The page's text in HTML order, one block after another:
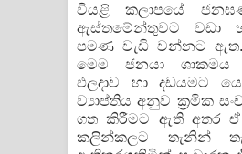
වියළි කලාපයේ
ඇස්තමේන්තුවට වඩා
පමණ වැඩි වන්නට
මෙම ජනයා ශාකමය
ඵලදාව හා දඩයමට
ව්‍යාප්තිය අනුව ක‍්‍රමික
ගත කිරීමට ඇති අතර
කලින්කලට තැනින්